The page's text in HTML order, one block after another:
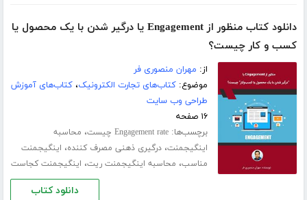
دانلود کتاب منظور از Engagement یا درگیر شدن با یک محصول یا
کسب و کار چیست؟
از: مهران منصوری فر
موضوع:کتاب‌های تجارت الکترونیک،کتاب‌های آموزش
طراحی وب سایت
۱۶ صفحه
برچسب‌ها:Engagement rate چیست ، محاسبه
اینگیجمنت،درگیری ذهنی مصرف کننده، اینگیجمنت
مناسب، محاسبه اینگیجمنت ریت، اینگیجمنت کجاست
دانلود کتاب